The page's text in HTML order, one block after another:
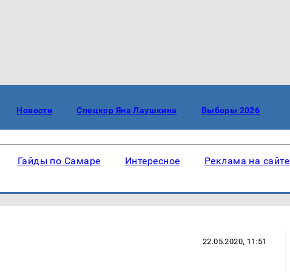
Новости Спецкор Яна Лаушкина Выборы 2026
Гайды по Самаре Интересное Реклама на сайте
22.05.2020, 11:51